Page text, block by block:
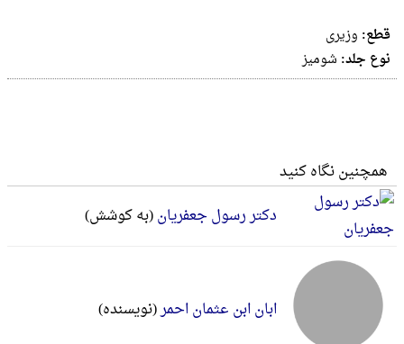
قطع: وزيرى
نوع جلد: شومیز
همچنین نگاه کنید
دکتر رسول جعفریان(به کوشش)
ابان ابن عثمان احمر(نویسنده)